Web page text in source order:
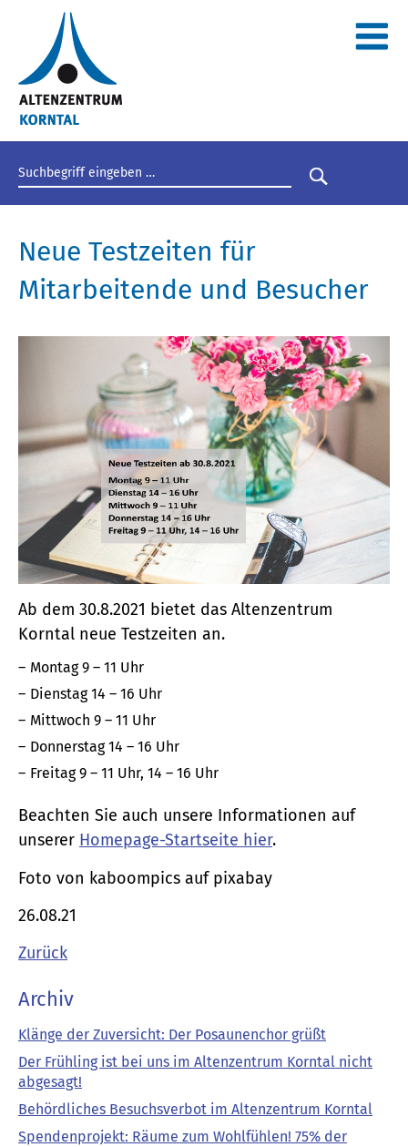
Suchbegriff eingeben
Suche
Neue Testzeiten für
Mitarbeitende und Besucher
Ab dem 30.8.2021 bietet das Altenzentrum
Korntal neue Testzeiten an.
Montag 9 – 11 Uhr
Dienstag 14 – 16 Uhr
Mittwoch 9 – 11 Uhr
Donnerstag 14 – 16 Uhr
Freitag 9 – 11 Uhr, 14 – 16 Uhr
Beachten Sie auch unsere Informationen auf
unserer Homepage-Startseite hier.
Foto von kaboompics auf pixabay
26.08.21
Zurück
Archiv
Klänge der Zuversicht: Der Posaunenchor grüßt
Der Frühling ist bei uns im Altenzentrum Korntal nicht
abgesagt!
Behördliches Besuchsverbot im Altenzentrum Korntal
Spendenprojekt: Räume zum Wohlfühlen! 75% der